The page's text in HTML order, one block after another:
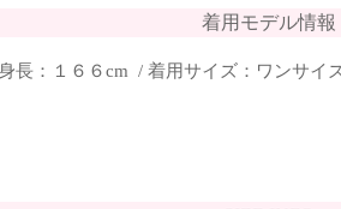
着用モデル情報
長：１６６cm / 着用サイズ：ワンサイ